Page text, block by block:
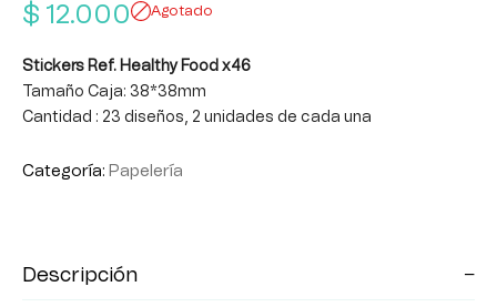
$ 12.000 Agotado
Stickers Ref. Healthy Food x46
Tamaño Caja: 38*38mm
Cantidad : 23 diseños, 2 unidades de cada una
Categoría: Papelería
Descripción